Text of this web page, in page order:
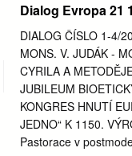
Dialog Evropa 21
DIALOG ČÍSLO 1-4/
MONS. V. JUDÁK -
CYRILA A
JUBILEUM
KONGRES HNUTÍ
JEDNO“ K 1150.
Pastorace v